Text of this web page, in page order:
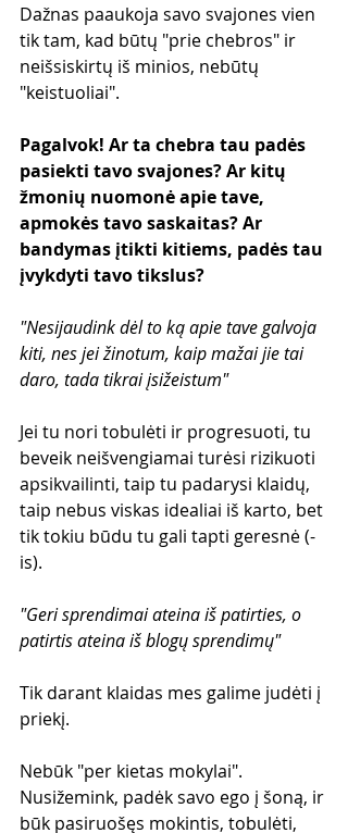
Dažnas paaukoja savo svajones vien
tik tam, kad būtų "prie chebros" ir
neišsiskirtų iš minios, nebūtų
"keistuoliai".
Pagalvok! Ar ta chebra tau padės
pasiekti tavo svajones? Ar kitų
žmonių nuomonė apie tave,
apmokės tavo saskaitas? Ar
bandymas įtikti kitiems, padės tau
įvykdyti tavo tikslus?
"Nesijaudink dėl to ką apie tave galvoja
kiti, nes jei žinotum, kaip mažai jie tai
daro, tada tikrai įsižeistum"
Jei tu nori tobulėti ir progresuoti, tu
beveik neišvengiamai turėsi rizikuoti
apsikvailinti, taip tu padarysi klaidų,
taip nebus viskas idealiai iš karto, bet
tik tokiu būdu tu gali tapti geresnė (-
is).
"Geri sprendimai ateina iš patirties, o
patirtis ateina iš blogų sprendimų"
Tik darant klaidas mes galime judėti į
priekį.
Nebūk "per kietas mokylai".
Nusižemink, padėk savo ego į šoną, ir
būk pasiruošęs mokintis, tobulėti,